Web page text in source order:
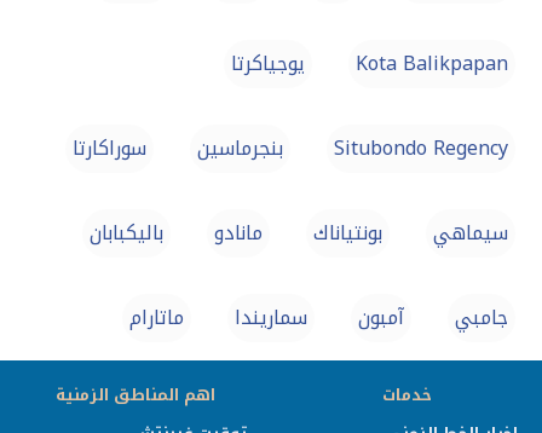
Kota Balikpapan يوجياكرتا
Situbondo Regency بنجرماسين سوراكارتا
سيماهي بونتياناك مانادو باليكبابان
جامبي آمبون سماريندا ماتارام
خدمات
اهم المناطق الزمنية